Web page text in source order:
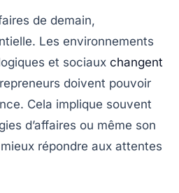
de demain,
Les environnements
et sociaux changent
doivent pouvoir
Cela implique souvent
d’affaires ou même son
répondre aux attentes